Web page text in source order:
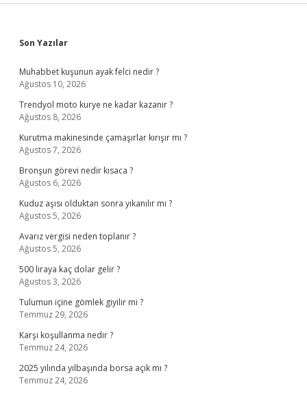
Sidebar
Son Yazılar
Muhabbet kuşunun ayak felci nedir ?
Ağustos 10, 2026
Trendyol moto kurye ne kadar kazanır ?
Ağustos 8, 2026
Kurutma makinesinde çamaşırlar kırışır mı ?
Ağustos 7, 2026
Bronşun görevi nedir kısaca ?
Ağustos 6, 2026
Kuduz aşısı olduktan sonra yıkanılır mı ?
Ağustos 5, 2026
Avarız vergisi neden toplanır ?
Ağustos 5, 2026
500 liraya kaç dolar gelir ?
Ağustos 3, 2026
Tulumun içine gömlek giyilir mi ?
Temmuz 29, 2026
Karşı koşullanma nedir ?
Temmuz 24, 2026
2025 yılında yılbaşında borsa açık mı ?
Temmuz 24, 2026